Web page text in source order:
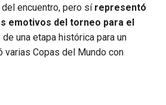
encuentro, pero sí representó
emotivos del torneo para el
de una etapa histórica para un
varias Copas del Mundo con